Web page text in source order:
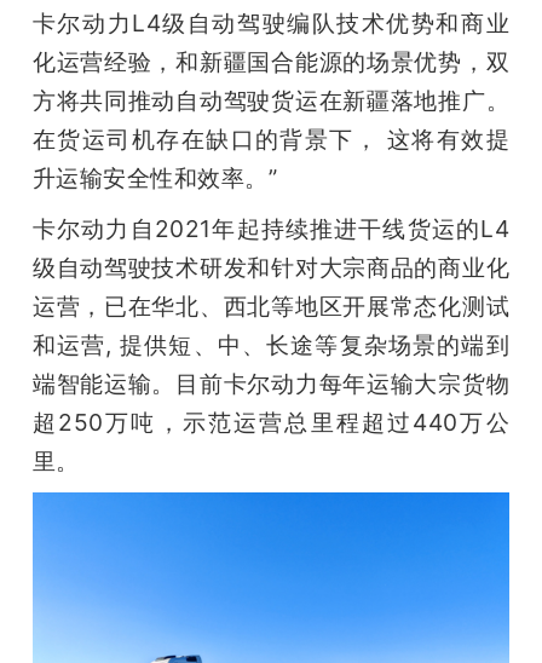
卡尔动力L4级自动驾驶编队技术优势和商业
化运营经验，和新疆国合能源的场景优势，双
方将共同推动自动驾驶货运在新疆落地推广。
在货运司机存在缺口的背景下， 这将有效提
升运输安全性和效率。”
卡尔动力自2021年起持续推进干线货运的L4
级自动驾驶技术研发和针对大宗商品的商业化
运营，已在华北、西北等地区开展常态化测试
和运营, 提供短、中、长途等复杂场景的端到
端智能运输。目前卡尔动力每年运输大宗货物
超250万吨，示范运营总里程超过440万公
里。